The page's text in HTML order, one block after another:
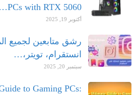
PCs with RTX 5060…
أكتوبر 19, 2025
رشق متابعين لجميع
انستقرام، تويتر،…
سبتمبر 20, 2025
to Gaming PCs: